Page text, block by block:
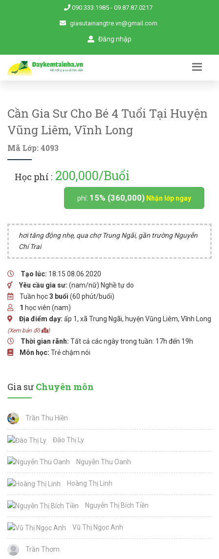
090.333.1985 - 09.87.87.0217
giasutainangtre.vn@gmail.com
Đăng nhập
Cần Gia Sư Cho Bé 4 Tuổi Tại Huyện
Vũng Liêm, Vĩnh Long
Mã Lớp: 4093
Học phí : 200,000/Buổi
phí: 15% (360,000) Nhận lớp ngay
hơi tăng động nhẹ, qua chợ Trung Ngãi, gần trường Nguyễn
Chí Trai
Tạo lúc: 18:15 08.06.2020
Yêu cầu gia sư: (nam/nữ) Nghề tự do
Tuần học3 buổi (60 phút/buổi)
1 học viên (nam)
Địa điểm dạy: ấp 1, xã Trung Ngãi, huyện Vũng Liêm, Vĩnh Long
(Xem bản đồ )
Thời gian rãnh: Tất cả các ngày trong tuần: 17h đến 19h
Môn học: Trẻ chậm nói
Gia sư Chuyên môn
Trần Thu Hiền
Đào Thị Ly
Nguyễn Thu Oanh
Hoàng Thị Linh
Nguyễn Thị Bích Tiền
Vũ Thị Ngọc Anh
Trần Thơm